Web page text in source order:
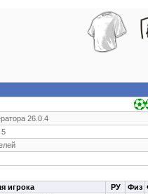
26.0.4
игрока РУ Физ